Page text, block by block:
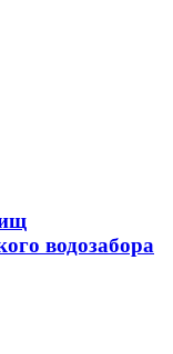
водозабора